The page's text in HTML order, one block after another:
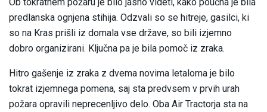
predlanska ognjena stihija. Odzvali so se hitreje, gasilci, ki
so na Kras prišli iz domala vse države, so bili izjemno
dobro organizirani. Ključna pa je bila pomoč iz zraka.
Hitro gašenje iz zraka z dvema novima letaloma je bilo
tokrat izjemnega pomena, saj sta predvsem v prvih urah
požara opravili neprecenljivo delo. Oba Air Tractorja sta na